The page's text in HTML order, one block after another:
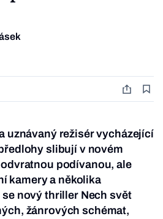
uznávaný režisér vycházející
slibují v novém
podívanou, ale
kamery a několika
nový thriller Nech svět
žánrových schémat,